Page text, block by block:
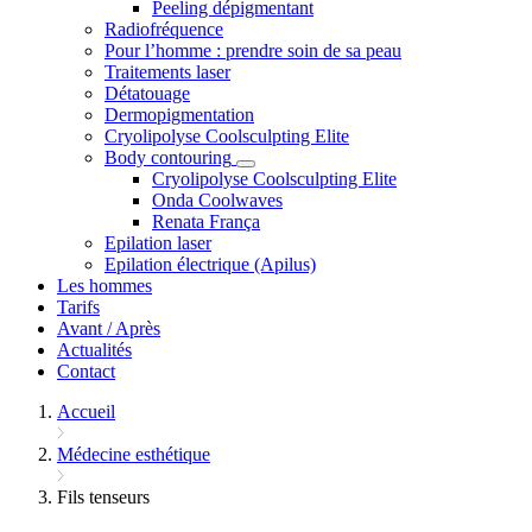
Peeling dépigmentant
Radiofréquence
Pour l’homme : prendre soin de sa peau
Traitements laser
Détatouage
Dermopigmentation
Cryolipolyse Coolsculpting Elite
Body contouring
Cryolipolyse Coolsculpting Elite
Onda Coolwaves
Renata França
Epilation laser
Epilation électrique (Apilus)
Les hommes
Tarifs
Avant / Après
Actualités
Contact
Accueil
Médecine esthétique
Fils tenseurs